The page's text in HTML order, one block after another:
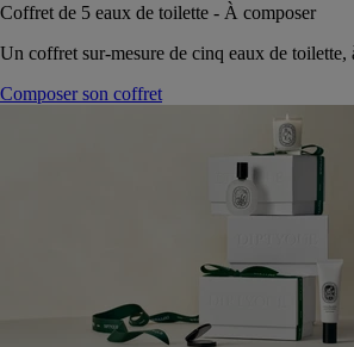
Coffret de 5 eaux de toilette - À composer
Un coffret sur-mesure de cinq eaux de toilette,
Composer son coffret